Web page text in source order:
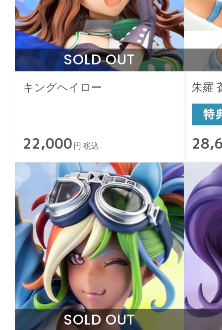
SOLD OUT
キングヘイロー
22,000 円 税込
朱羅
SOLD OUT